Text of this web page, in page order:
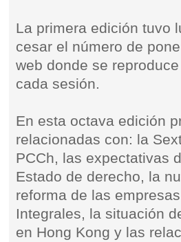
La primera edición tuvo
cesar el número de
web donde se
cada sesión.
En esta octava edición
relacionadas con: la
PCCh, las expectativas
Estado de derecho, la
reforma de las
Integrales, la situación
en Hong Kong y las